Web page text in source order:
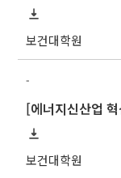
보건대학원
-
보건대학원